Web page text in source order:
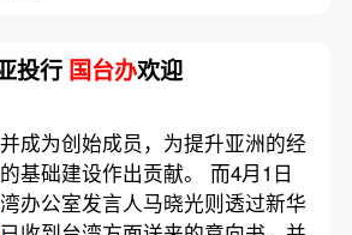
投行 国台办欢迎
成为创始成员，为提升亚洲的经
基础建设作出贡献。 而4月1日
办公室发言人马晓光则透过新华